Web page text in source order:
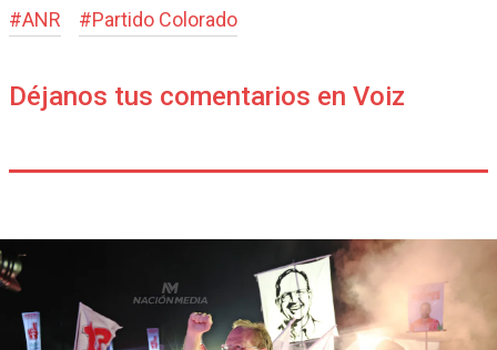
#ANR #Partido Colorado
Déjanos tus comentarios en Voiz